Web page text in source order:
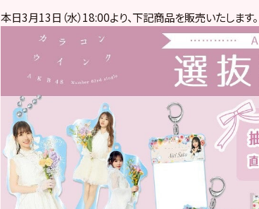
本日3月13日（水）18:00より、下記商品を販売いたします。